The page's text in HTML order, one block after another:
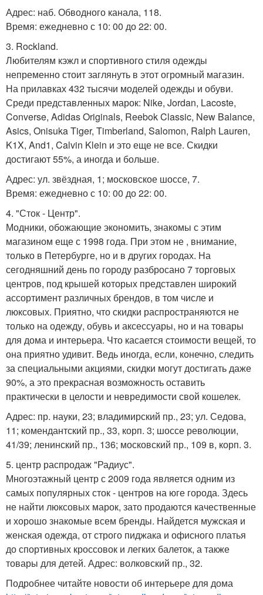
Адрес: наб. Обводного канала, 118.
Время: ежедневно с 10: 00 до 22: 00.
3. Rockland.
Любителям кэжл и спортивного стиля одежды
непременно стоит заглянуть в этот огромный магазин.
На прилавках 432 тысячи моделей одежды и обуви.
Среди представленных марок: Nike, Jordan, Lacoste,
Converse, Adidas Originals, Reebok Classic, New Balance,
Asics, Onisuka Tiger, Timberland, Salomon, Ralph Lauren,
K1X, And1, Calvin Klein и это еще не все. Скидки
достигают 55%, а иногда и больше.
Адрес: ул. звёздная, 1; московское шоссе, 7.
Время: ежедневно с 10: 00 до 22: 00.
4. "Сток - Центр".
Модники, обожающие экономить, знакомы с этим
магазином еще с 1998 года. При этом не , внимание,
только в Петербурге, но и в других городах. На
сегодняшний день по городу разбросано 7 торговых
центров, под крышей которых представлен широкий
ассортимент различных брендов, в том числе и
люксовых. Приятно, что скидки распространяются не
только на одежду, обувь и аксессуары, но и на товары
для дома и интерьера. Что касается стоимости вещей, то
она приятно удивит. Ведь иногда, если, конечно, следить
за специальными акциями, скидки могут достигать даже
90%, а это прекрасная возможность оставить
практически в целости и невредимости свой кошелек.
Адрес: пр. науки, 23; владимирский пр., 23; ул. Седова,
11; комендантский пр., 33, корп. 3; шоссе революции,
41/39; ленинский пр., 136; московский пр., 109 в, корп. 3.
5. центр распродаж "Радиус".
Многоэтажный центр с 2009 года является одним из
самых популярных сток - центров на юге города. Здесь
не найти люксовых марок, зато продаются качественные
и хорошо знакомые всем бренды. Найдется мужская и
женская одежда, от строго пиджака и офисного платья
до спортивных кроссовок и легких балеток, а также
товары для детей. Адрес: волковский пр., 32.
Подробнее читайте новости об интерьере для дома